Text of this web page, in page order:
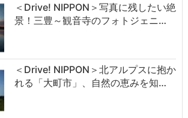
＜Drive! NIPPON＞写真に残したい絶
景！三豊～観音寺のフォトジェニ…
＜Drive! NIPPON＞北アルプスに抱か
れる「大町市」、自然の恵みを知…